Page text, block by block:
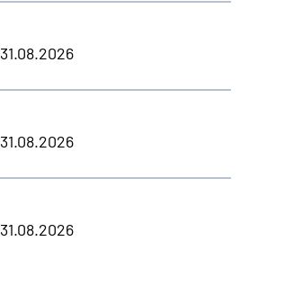
31.08.2026
31.08.2026
31.08.2026